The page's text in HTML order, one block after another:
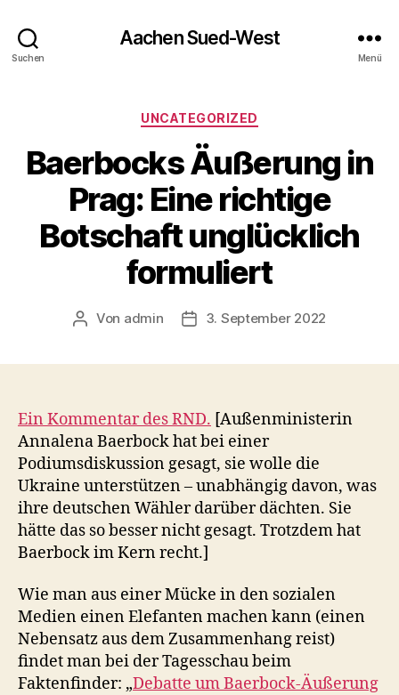
Suchen
Aachen Sued-West
Menü
Kategorien
UNCATEGORIZED
Baerbocks Äußerung in
Prag: Eine richtige
Botschaft unglücklich
formuliert
Beitragsautor
Von admin Veröffentlichungsdatum
3. September 2022
Ein Kommentar des RND. [Außenministerin
Annalena Baerbock hat bei einer
Podiumsdiskussion gesagt, sie wolle die
Ukraine unterstützen – unabhängig davon, was
ihre deutschen Wähler darüber dächten. Sie
hätte das so besser nicht gesagt. Trotzdem hat
Baerbock im Kern recht.]
Wie man aus einer Mücke in den sozialen
Medien einen Elefanten machen kann (einen
Nebensatz aus dem Zusammenhang reist)
findet man bei der Tagesschau beim
Faktenfinder: „Debatte um Baerbock-Äußerung